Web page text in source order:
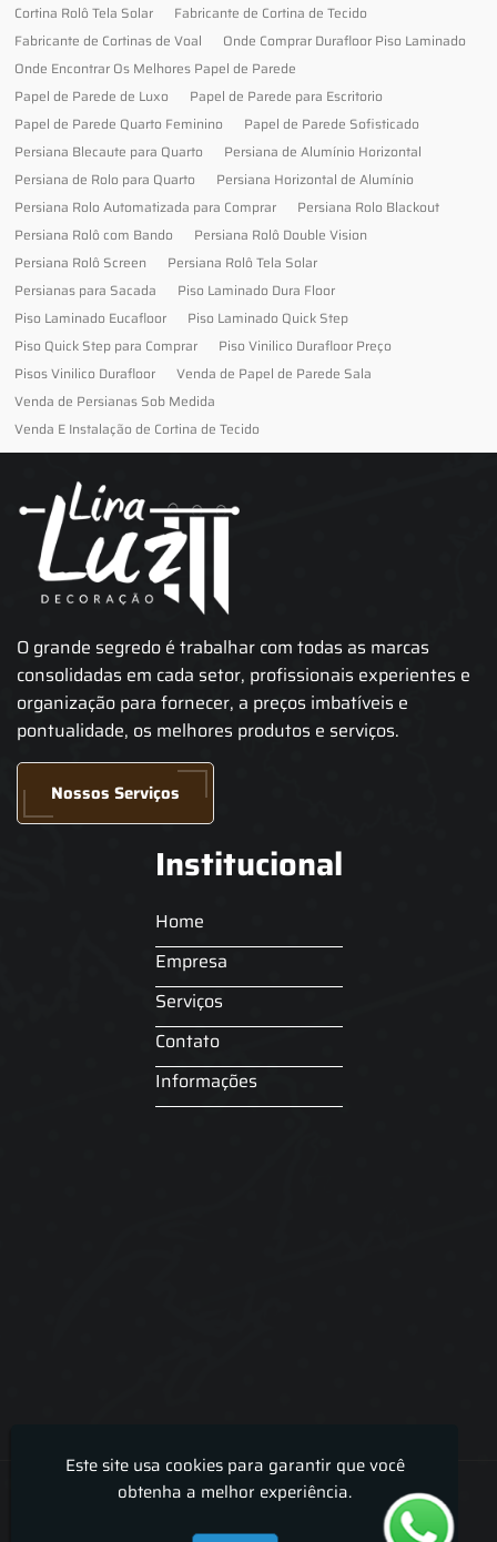
Cortina Rolô Tela Solar
Fabricante de Cortina de Tecido
Fabricante de Cortinas de Voal
Onde Comprar Durafloor Piso Laminado
Onde Encontrar Os Melhores Papel de Parede
Papel de Parede de Luxo
Papel de Parede para Escritorio
Papel de Parede Quarto Feminino
Papel de Parede Sofisticado
Persiana Blecaute para Quarto
Persiana de Alumínio Horizontal
Persiana de Rolo para Quarto
Persiana Horizontal de Alumínio
Persiana Rolo Automatizada para Comprar
Persiana Rolo Blackout
Persiana Rolô com Bando
Persiana Rolô Double Vision
Persiana Rolô Screen
Persiana Rolô Tela Solar
Persianas para Sacada
Piso Laminado Dura Floor
Piso Laminado Eucafloor
Piso Laminado Quick Step
Piso Quick Step para Comprar
Piso Vinilico Durafloor Preço
Pisos Vinilico Durafloor
Venda de Papel de Parede Sala
Venda de Persianas Sob Medida
Venda E Instalação de Cortina de Tecido
O grande segredo é trabalhar com todas as marcas
consolidadas em cada setor, profissionais experientes e
organização para fornecer, a preços imbatíveis e
pontualidade, os melhores produtos e serviços.
Nossos Serviços
Institucional
Home
Empresa
Serviços
Contato
Informações
Lira Luz Decor - Cortinas sob medidas e persianas
Este site usa cookies para garantir que você
obtenha a melhor experiência.